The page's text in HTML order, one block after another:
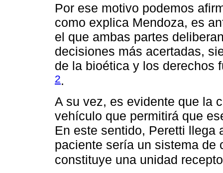
Por ese motivo podemos
como explica Mendoza, es
el que ambas partes
decisiones más acertadas,
de la bioética y los derechos
2.
A su vez, es evidente que la
vehículo que permitirá que
En este sentido, Peretti llega
paciente sería un sistema de
constituye una unidad